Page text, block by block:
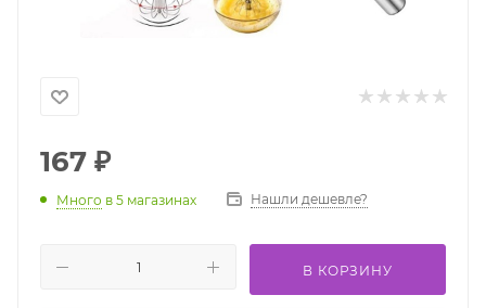
167 ₽
Много в 5 магазинах Нашли дешевле?
В КОРЗИНУ